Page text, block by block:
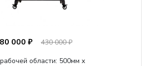
000 ₽
430 000 ₽
области: 500мм х